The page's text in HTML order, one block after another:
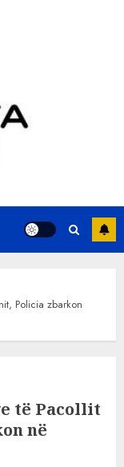
Policia zbarkon
të Pacollit
në